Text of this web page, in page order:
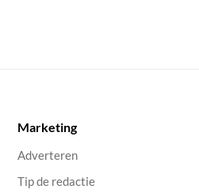
Marketing
Adverteren
Tip de redactie